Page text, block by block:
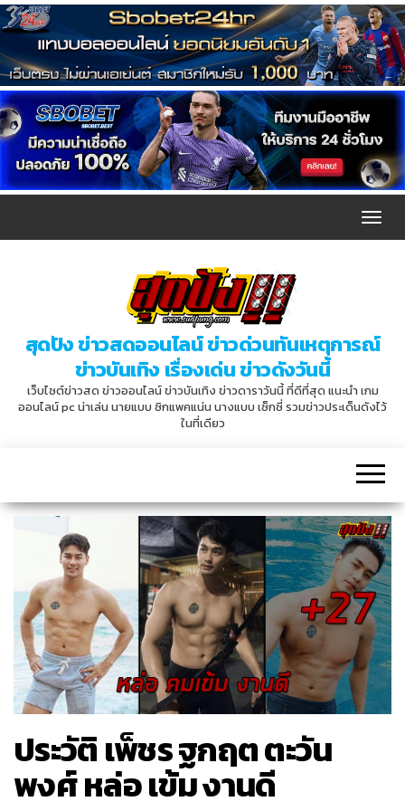
T
e
a
g
a
t
i
o
n
สุดปัง ข่าวสดออนไลน์ ข่าวด่วนทันเหตุการณ์
ข่าวบันเทิง เรื่องเด่น ข่าวดังวันนี้
เว็บไซต์ข่าวสด ข่าวออนไลน์ ข่าวบันเทิง ข่าวดาราวันนี้ ที่ดีที่สุด แนะนำ เกม
ออนไลน์ pc น่าเล่น นายแบบ ซิกแพคแน่น นางแบบ เซ็กซี่ รวมข่าวประเด็นดังไว้
ในที่เดียว
ประวัติ เพ็ชร ฐกฤต ตะวัน
พงศ์ หล่อ เข้ม งานดี